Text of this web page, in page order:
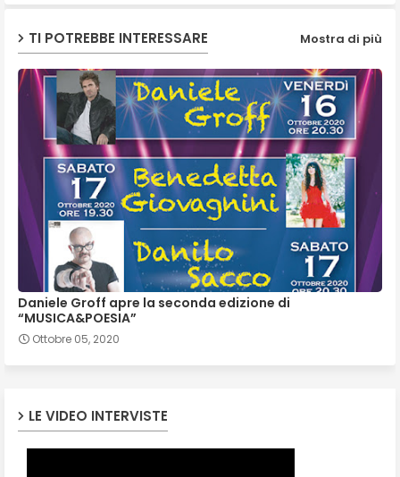
TI POTREBBE INTERESSARE Mostra di più
Daniele Groff apre la seconda edizione di
“MUSICA&POESIA”
Ottobre 05, 2020
LE VIDEO INTERVISTE